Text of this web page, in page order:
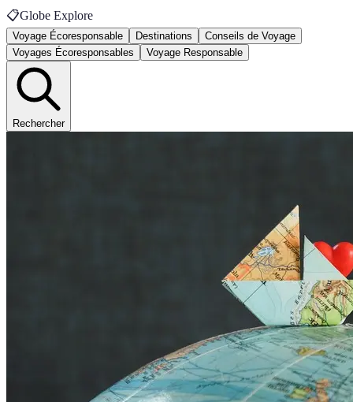
📋Globe Explore
Voyage Écoresponsable Destinations
Conseils de Voyage
Voyages Écoresponsables
Voyage Responsable
Rechercher